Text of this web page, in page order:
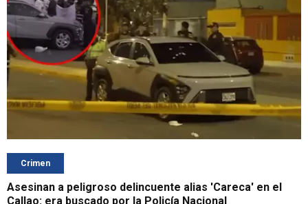
Crimen
Asesinan a peligroso delincuente alias 'Careca' en el
Callao: era buscado por la Policía Nacional